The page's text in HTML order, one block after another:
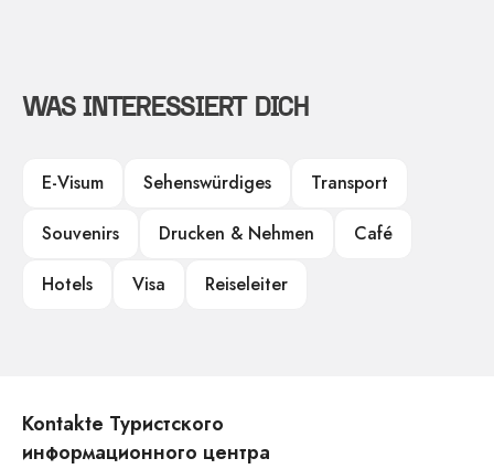
WAS INTERESSIERT DICH
E-Visum Sehenswürdiges
Transport
Souvenirs
Drucken & Nehmen
Café
Hotels
Visa Reiseleiter
Kontakte Туристского
информационного центра